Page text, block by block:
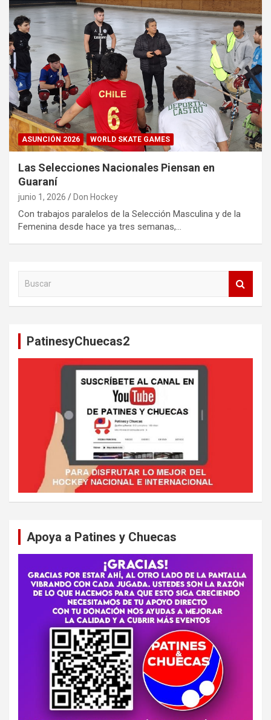
ASUNCIÓN 2026 WORLD SKATE GAMES
Las Selecciones Nacionales Piensan en
Guaraní
junio 1, 2026 Don Hockey
Con trabajos paralelos de la Selección Masculina y de la
Femenina desde hace ya tres semanas,…
PatinesyChuecas2
Apoya a Patines y Chuecas